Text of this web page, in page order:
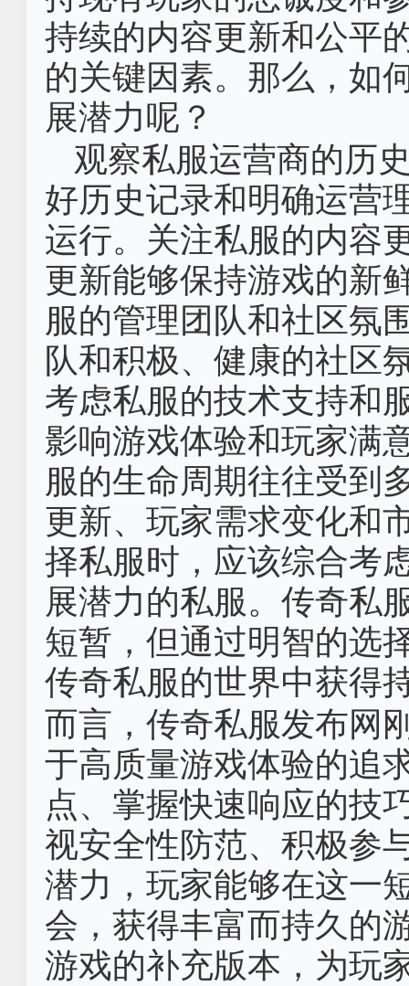
持续的内容更新和公平
的关键因素。那么，如
展潜力呢？
观察私服运营商的历
好历史记录和明确运营
运行。关注私服的内容
更新能够保持游戏的新
服的管理团队和社区氛
队和积极、健康的社区
考虑私服的技术支持和
影响游戏体验和玩家满
服的生命周期往往受到
更新、玩家需求变化和
择私服时，应该综合考
展潜力的私服。传奇私
短暂，但通过明智的选
传奇私服的世界中获得
而言，传奇私服发布网
于高质量游戏体验的追
点、掌握快速响应的技
视安全性防范、积极参
潜力，玩家能够在这一
会，获得丰富而持久的
游戏的补充版本，为玩